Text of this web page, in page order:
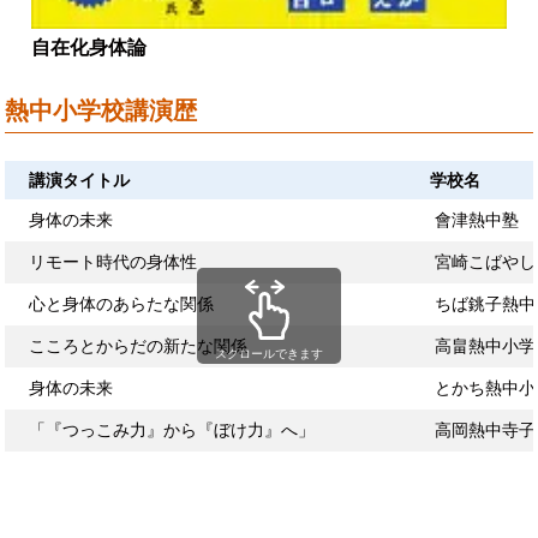
自在化身体論
熱中小学校講演歴
講演タイトル 学校名
身体の未来 會津熱中塾
リモート時代の身体性 宮崎こばや
心と身体のあらたな関係 ちば銚子熱
こころとからだの新たな関係 高畠熱中小
身体の未来 とかち熱中
「『つっこみ力』から『ぼけ力』へ」 高岡熱中寺
スクロールできます